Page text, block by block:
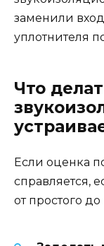
заменили
уплотнителя
Что
Если оценка
справляется,
от простого